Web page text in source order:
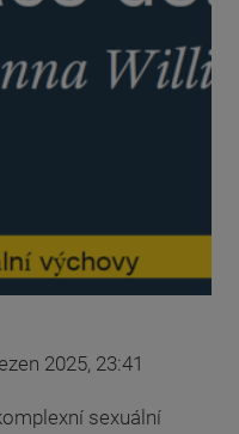
2025, 23:41
sexuální